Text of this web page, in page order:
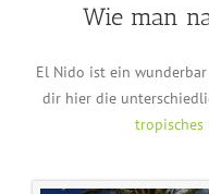
Wie man
El Nido ist ein wunderbar
dir hier die
tropisches